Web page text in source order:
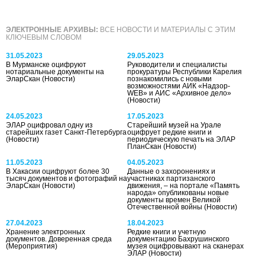
ЭЛЕКТРОННЫЕ АРХИВЫ: ВСЕ НОВОСТИ И МАТЕРИАЛЫ С ЭТИМ
КЛЮЧЕВЫМ СЛОВОМ
31.05.2023
В Мурманске оцифруют
нотариальные документы на
ЭларСкан (Новости)
29.05.2023
Руководители и специалисты
прокуратуры Республики Карелия
познакомились с новыми
возможностями АИК «Надзор-
WEB» и АИС «Архивное дело»
(Новости)
24.05.2023
ЭЛАР оцифровал одну из
старейших газет Санкт-Петербурга
(Новости)
17.05.2023
Старейший музей на Урале
оцифрует редкие книги и
периодическую печать на ЭЛАР
ПланСкан(Новости)
11.05.2023
В Хакасии оцифруют более 30
тысяч документов и фотографий на
ЭларСкан (Новости)
04.05.2023
Данные о захоронениях и
участниках партизанского
движения, – на портале «Память
народа» опубликованы новые
документы времен Великой
Отечественной войны(Новости)
27.04.2023
Хранение электронных
документов. Доверенная среда
(Мероприятия)
18.04.2023
Редкие книги и учетную
документацию Бахрушинского
музея оцифровывают на сканерах
ЭЛАР(Новости)